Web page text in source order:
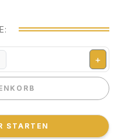
+
STARTEN
STARTEN